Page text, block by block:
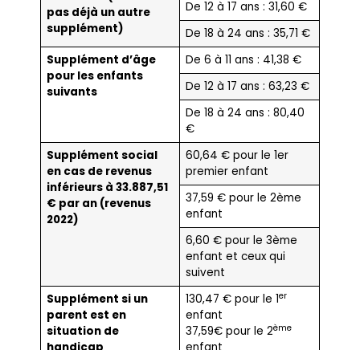
pas déjà un autre
supplément)
De 12 à 17 ans : 31,60 €
De 18 à 24 ans : 35,71 €
Supplément d’âge
pour les enfants
suivants
De 6 à 11 ans : 41,38 €
De 12 à 17 ans : 63,23 €
De 18 à 24 ans : 80,40
€
Supplément social
en cas de revenus
inférieurs à 33.887,51
€ par an (revenus
2022)
60,64 € pour le 1er
premier enfant
37,59 € pour le 2ème
enfant
6,60 € pour le 3ème
enfant et ceux qui
suivent
Supplément si un
parent est en
situation de
130,47 € pour le 1er
enfant
37,59€ pour le 2ème